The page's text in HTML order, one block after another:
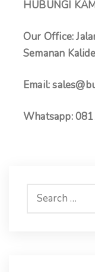
HUBUNGI
Our Office:
Semanan
Email:
Whatsapp: